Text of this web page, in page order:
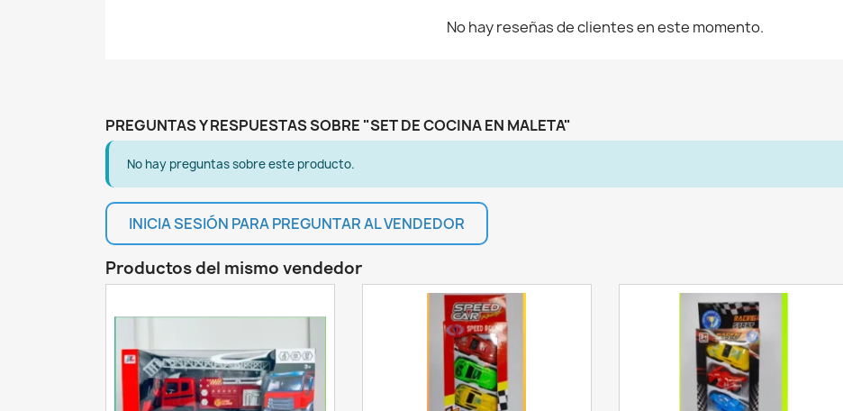
Añadir a la lista de deseos
No hay reseñas de clientes en este momento.
PREGUNTAS Y RESPUESTAS SOBRE "SET DE COCINA EN MALETA"
No hay preguntas sobre este producto.
INICIA SESIÓN PARA PREGUNTAR AL VENDEDOR
Productos del mismo vendedor